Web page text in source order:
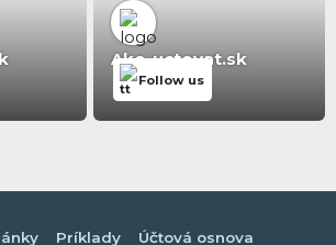
Ako-uctovat.sk
Follow us
Príklady Účtová osnova